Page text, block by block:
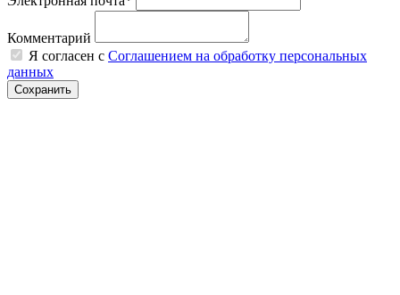
Комментарий
Я согласен с Соглашением на обработку персональных
данных